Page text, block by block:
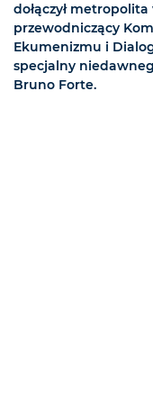
dołączył
przewodniczący
Ekumenizmu i
specjalny
Bruno Forte.